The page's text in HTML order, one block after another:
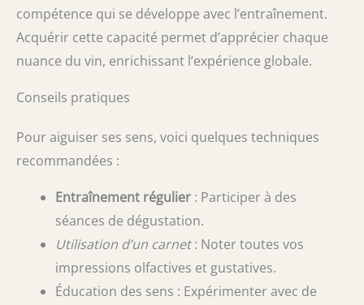
compétence qui se développe avec l’entraînement.
Acquérir cette capacité permet d’apprécier chaque
nuance du vin, enrichissant l’expérience globale.
Conseils pratiques
Pour aiguiser ses sens, voici quelques techniques
recommandées :
Entraînement régulier : Participer à des
séances de dégustation.
Utilisation d’un carnet: Noter toutes vos
impressions olfactives et gustatives.
Éducation des sens : Expérimenter avec de